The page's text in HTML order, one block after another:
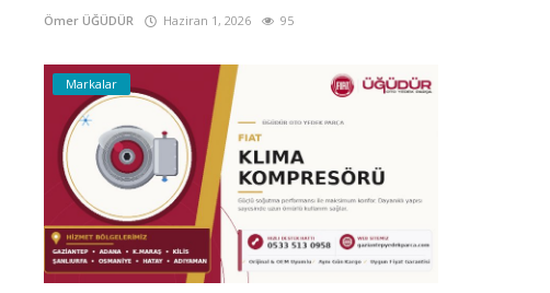
Ömer ÜĞÜDÜR Haziran 1, 2026 95
Markalar